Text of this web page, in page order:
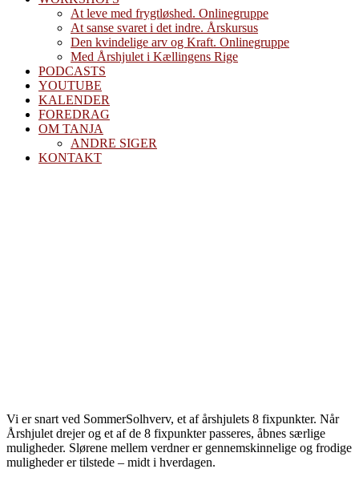
At leve med frygtløshed. Onlinegruppe
At sanse svaret i det indre. Årskursus
Den kvindelige arv og Kraft. Onlinegruppe
Med Årshjulet i Kællingens Rige
PODCASTS
YOUTUBE
KALENDER
FOREDRAG
OM TANJA
ANDRE SIGER
KONTAKT
Vi er snart ved SommerSolhverv, et af årshjulets 8 fixpunkter. Når
Årshjulet drejer og et af de 8 fixpunkter passeres, åbnes særlige
muligheder. Slørene mellem verdner er gennemskinnelige og frodige
muligheder er tilstede – midt i hverdagen.